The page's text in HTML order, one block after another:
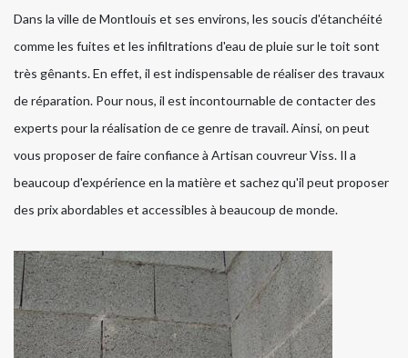
Dans la ville de Montlouis et ses environs, les soucis d'étanchéité
comme les fuites et les infiltrations d'eau de pluie sur le toit sont
très gênants. En effet, il est indispensable de réaliser des travaux
de réparation. Pour nous, il est incontournable de contacter des
experts pour la réalisation de ce genre de travail. Ainsi, on peut
vous proposer de faire confiance à Artisan couvreur Viss. Il a
beaucoup d'expérience en la matière et sachez qu'il peut proposer
des prix abordables et accessibles à beaucoup de monde.